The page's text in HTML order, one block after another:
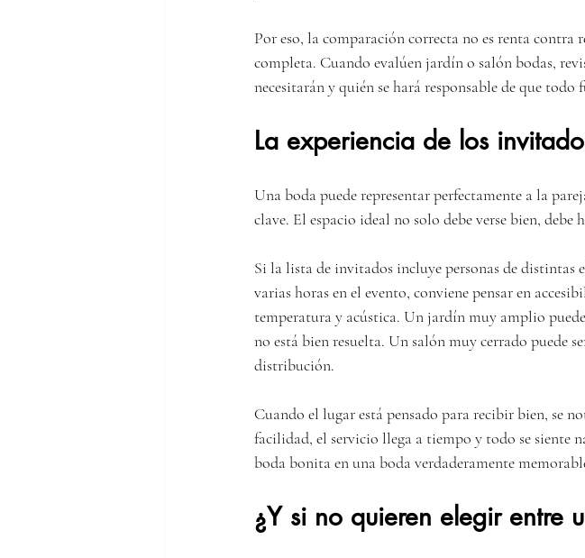
Por eso, la comparación correcta no es renta
completa. Cuando evalúen jardín o salón bodas,
necesitarán y quién se hará responsable de que
La experiencia de los
Una boda puede representar perfectamente a la
clave. El espacio ideal no solo debe verse bien, debe
Si la lista de invitados incluye personas de distintas
varias horas en el evento, conviene pensar en
temperatura y acústica. Un jardín muy amplio
no está bien resuelta. Un salón muy cerrado puede
distribución.
Cuando el lugar está pensado para recibir bien, se
facilidad, el servicio llega a tiempo y todo se siente
boda bonita en una boda verdaderamente
¿Y si no quieren elegir entre